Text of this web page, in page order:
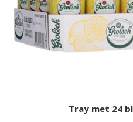
Tray met 24